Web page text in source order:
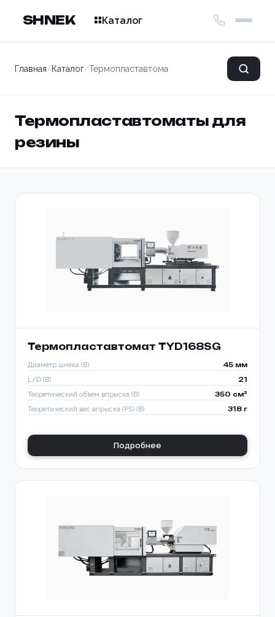
SHNEK Каталог
Главная/Каталог/Термопластавтоматы для резины
Термопластавтоматы для
резины
Термопластавтомат TYD168SG
Диаметр шнека (B) 45 мм
L/D (B) 21
Теоретический объем впрыска (B) 350 см³
Теоретический вес впрыска (PS) (B) 318 г
Подробнее